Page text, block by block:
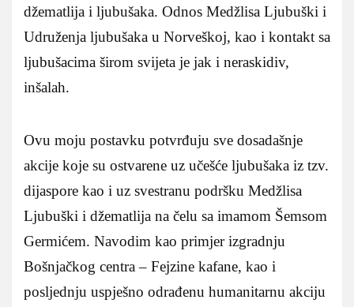
džematlija i ljubušaka. Odnos Medžlisa Ljubuški i
Udruženja ljubušaka u Norveškoj, kao i kontakt sa
ljubušacima širom svijeta je jak i neraskidiv,
inšalah.
Ovu moju postavku potvrđuju sve dosadašnje
akcije koje su ostvarene uz učešće ljubušaka iz tzv.
dijaspore kao i uz svestranu podršku Medžlisa
Ljubuški i džematlija na čelu sa imamom Šemsom
Germićem. Navodim kao primjer izgradnju
Bošnjačkog centra – Fejzine kafane, kao i
posljednju uspješno odrađenu humanitarnu akciju